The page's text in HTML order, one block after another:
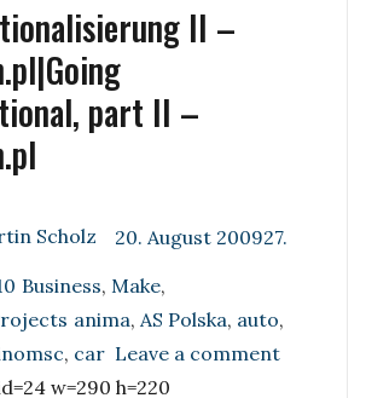
II –
part II –
Scholz 20. August 200927.
Categories
Business, Make,
Tags
anima, AS Polska, auto,
, carLeave a commenton
w=290 h=220